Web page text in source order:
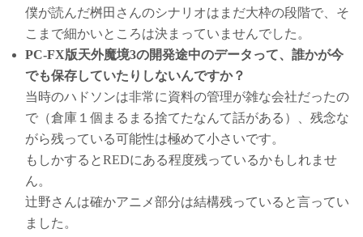
僕が読んだ桝田さんのシナリオはまだ大枠の段階で、そ
こまで細かいところは決まっていませんでした。
PC-FX版天外魔境3の開発途中のデータって、誰かが今
でも保存していたりしないんですか？
当時のハドソンは非常に資料の管理が雑な会社だったの
で（倉庫１個まるまる捨てたなんて話がある）、残念な
がら残っている可能性は極めて小さいです。
もしかするとREDにある程度残っているかもしれませ
ん。
辻野さんは確かアニメ部分は結構残っていると言ってい
ました。